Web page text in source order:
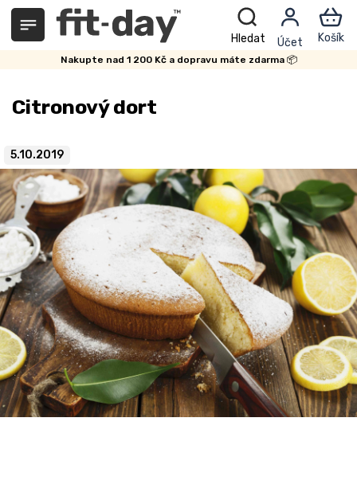
Přejít
obsah
Nakupte nad 1 200 Kč a dopravu máte zdarma 📦
Citronový dort
5.10.2019